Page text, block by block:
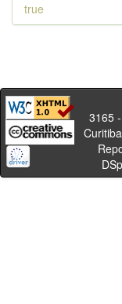
true
Av.
3165